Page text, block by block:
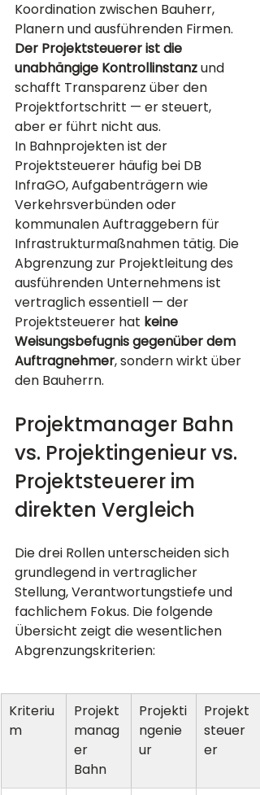
Koordination zwischen Bauherr,
Planern und ausführenden Firmen.
Der Projektsteuerer ist die
unabhängige Kontrollinstanz und
schafft Transparenz über den
Projektfortschritt — er steuert,
aber er führt nicht aus.
In Bahnprojekten ist der
Projektsteuerer häufig bei DB
InfraGO, Aufgabenträgern wie
Verkehrsverbünden oder
kommunalen Auftraggebern für
Infrastrukturmaßnahmen tätig. Die
Abgrenzung zur Projektleitung des
ausführenden Unternehmens ist
vertraglich essentiell — der
Projektsteuerer hat keine
Weisungsbefugnis gegenüber dem
Auftragnehmer, sondern wirkt über
den Bauherrn.
Projektmanager Bahn
vs. Projektingenieur vs.
Projektsteuerer im
direkten Vergleich
Die drei Rollen unterscheiden sich
grundlegend in vertraglicher
Stellung, Verantwortungstiefe und
fachlichem Fokus. Die folgende
Übersicht zeigt die wesentlichen
Abgrenzungskriterien:
Kriteriu
m
Projekt
manag
er
Bahn
Projekti
ngenie
ur
Projekt
steuer
er